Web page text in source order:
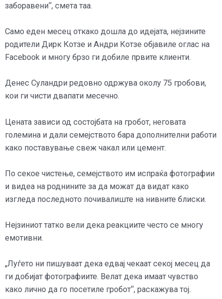
заборавени“, смета таа.
Само еден месец откако дошла до идејата, нејзините
родители Дирк Котзе и Андри Котзе објавиле оглас на
Facebook и многу брзо ги добиле првите клиенти.
Денес Суландри редовно одржува околу 75 гробови,
кои ги чисти двапати месечно.
Цената зависи од состојбата на гробот, неговата
големина и дали семејството бара дополнителни работи
како поставување свеж чакал или цемент.
По секое чистење, семејството им испраќа фотографии
и видеа на роднините за да можат да видат како
изгледа последното почивалиште на нивните блиски.
Нејзиниот татко вели дека реакциите често се многу
емотивни.
„Луѓето ни пишуваат дека едвај чекаат секој месец да
ги добијат фотографиите. Велат дека имаат чувство
како лично да го посетиле гробот“, раскажува тој.